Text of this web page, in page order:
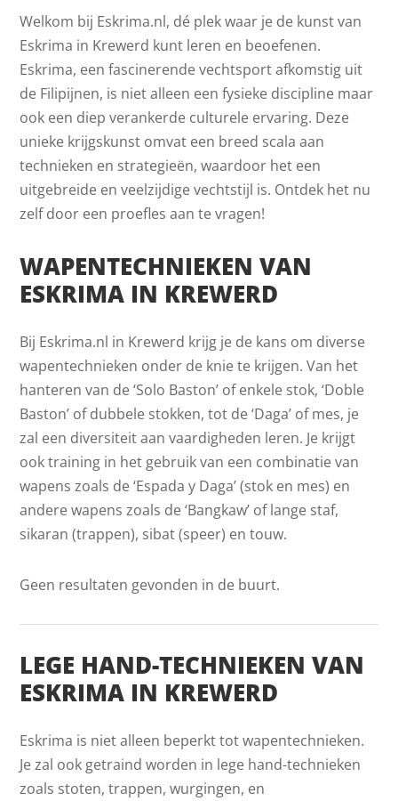
Welkom bij Eskrima.nl, dé plek waar je de kunst van
Eskrima in Krewerd kunt leren en beoefenen.
Eskrima, een fascinerende vechtsport afkomstig uit
de Filipijnen, is niet alleen een fysieke discipline maar
ook een diep verankerde culturele ervaring. Deze
unieke krijgskunst omvat een breed scala aan
technieken en strategieën, waardoor het een
uitgebreide en veelzijdige vechtstijl is. Ontdek het nu
zelf door een proefles aan te vragen!
WAPENTECHNIEKEN VAN
ESKRIMA IN KREWERD
Bij Eskrima.nl in Krewerd krijg je de kans om diverse
wapentechnieken onder de knie te krijgen. Van het
hanteren van de ‘Solo Baston’ of enkele stok, ‘Doble
Baston’ of dubbele stokken, tot de ‘Daga’ of mes, je
zal een diversiteit aan vaardigheden leren. Je krijgt
ook training in het gebruik van een combinatie van
wapens zoals de ‘Espada y Daga’ (stok en mes) en
andere wapens zoals de ‘Bangkaw’ of lange staf,
sikaran (trappen), sibat (speer) en touw.
Geen resultaten gevonden in de buurt.
LEGE HAND-TECHNIEKEN VAN
ESKRIMA IN KREWERD
Eskrima is niet alleen beperkt tot wapentechnieken.
Je zal ook getraind worden in lege hand-technieken
zoals stoten, trappen, wurgingen, en